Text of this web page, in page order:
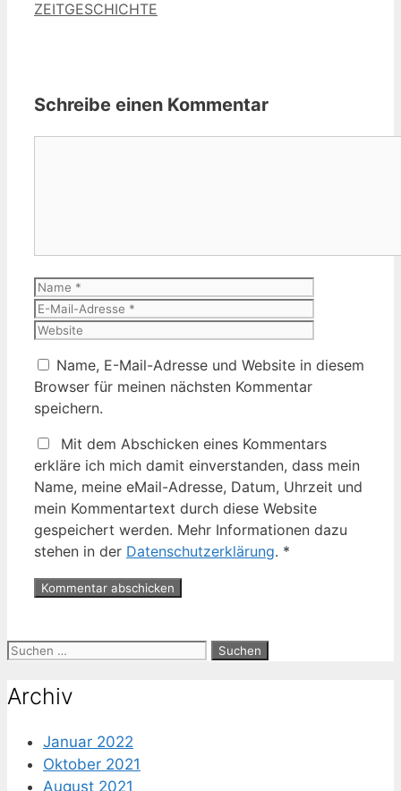
ZEITGESCHICHTE
Schreibe einen Kommentar
Name
Name, E-Mail-Adresse und Website in diesem
Browser für meinen nächsten Kommentar
speichern.
Mit dem Abschicken eines Kommentars
erkläre ich mich damit einverstanden, dass mein
Name, meine eMail-Adresse, Datum, Uhrzeit und
mein Kommentartext durch diese Website
gespeichert werden. Mehr Informationen dazu
stehen in der Datenschutzerklärung. *
Suche
Archiv
Januar 2022
Oktober 2021
August 2021